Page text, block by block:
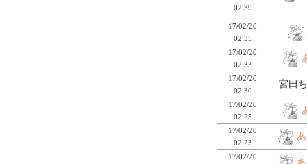
02:39
17/02/20
02:35
17/02/20
02:33
17/02/20
02:30
宮田
17/02/20
02:25
17/02/20
02:23
17/02/20